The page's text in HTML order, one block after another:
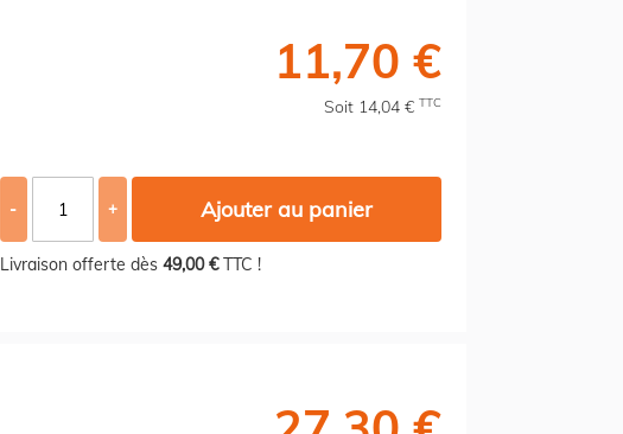
11,70 €
Soit 14,04 € TTC
- + Ajouter au panier
Livraison offerte dès 49,00 €TTC !